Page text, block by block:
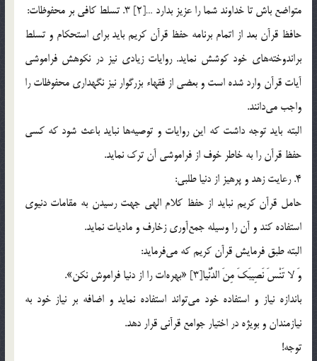
متواضع باش تا خداوند شما را عزيز بدارد …[2] 3. تسلط كافي بر محفوظات:
حافظ قرآن بعد از اتمام برنامه حفظ قرآن كريم بايد براي استحكام و تسلط
براندوخته‌هاي خود كوشش نمايد. روايات زيادي نيز در نكوهش فراموشي
آيات قرآن وارد شده است و بعضي از فقهاء بزرگوار نيز نگهداري محفوظات را
واجب مي‌دانند.
البته بايد توجه داشت كه اين روايات و توصيه‌ها نبايد باعث شود كه كسي
حفظ قرآن را به خاطر خوف از فراموشي آن ترك نمايد.
4. رعايت زهد و پرهيز از دنيا طلبي:
حامل قرآن كريم نبايد از حفظ كلام الهي جهت رسيدن به مقامات دنيوي
استفاده كند و آن را وسيله جمع‌آوري زخارف و ماديات نمايد.
البته طبق فرمايش قرآن كريم كه مي‌فرمايد:
وَ لا تَنْسَ نَصِيبَكَ مِنَ الدُّنْيا[3] «بهره‌ات را از دنيا فراموش نكن».
باندازه نياز و استفاده خود مي‌تواند استفاده نمايد و اضافه بر نياز خود به
نيازمندان و بويژه در اختيار جوامع قرآني قرار دهد.
توجه!